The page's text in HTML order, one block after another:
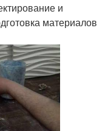
и
материалов